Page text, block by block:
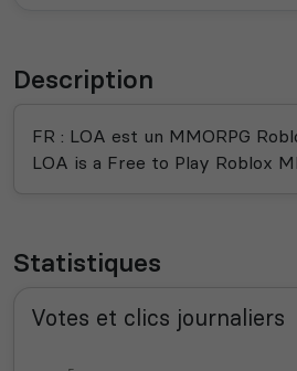
Description
FR : LOA est un MMORPG
LOA is a Free to Play Roblox
Statistiques
Votes et clics journaliers